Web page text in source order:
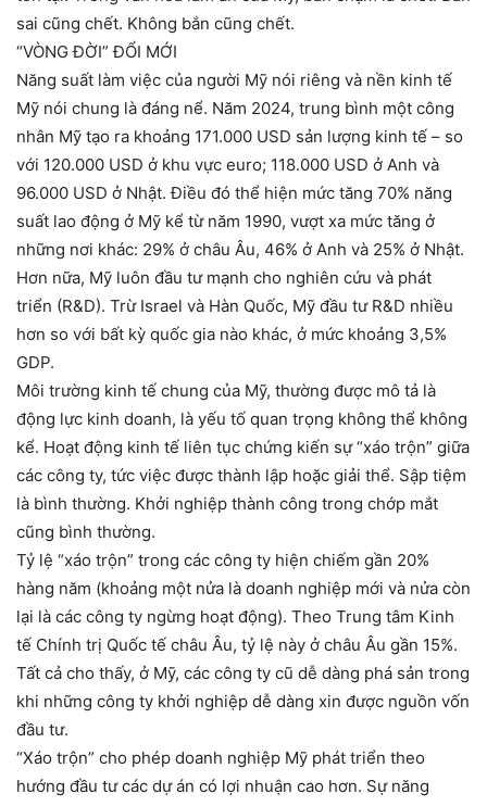
sai cũng chết. Không bắn cũng chết.
“VÒNG ĐỜI” ĐỔI MỚI
Năng suất làm việc của người Mỹ nói riêng và nền kinh tế
Mỹ nói chung là đáng nể. Năm 2024, trung bình một công
nhân Mỹ tạo ra khoảng 171.000 USD sản lượng kinh tế – so
với 120.000 USD ở khu vực euro; 118.000 USD ở Anh và
96.000 USD ở Nhật. Điều đó thể hiện mức tăng 70% năng
suất lao động ở Mỹ kể từ năm 1990, vượt xa mức tăng ở
những nơi khác: 29% ở châu Âu, 46% ở Anh và 25% ở Nhật.
Hơn nữa, Mỹ luôn đầu tư mạnh cho nghiên cứu và phát
triển (R&D). Trừ Israel và Hàn Quốc, Mỹ đầu tư R&D nhiều
hơn so với bất kỳ quốc gia nào khác, ở mức khoảng 3,5%
GDP.
Môi trường kinh tế chung của Mỹ, thường được mô tả là
động lực kinh doanh, là yếu tố quan trọng không thể không
kể. Hoạt động kinh tế liên tục chứng kiến sự “xáo trộn” giữa
các công ty, tức việc được thành lập hoặc giải thể. Sập tiệm
là bình thường. Khởi nghiệp thành công trong chớp mắt
cũng bình thường.
Tỷ lệ “xáo trộn” trong các công ty hiện chiếm gần 20%
hàng năm (khoảng một nửa là doanh nghiệp mới và nửa còn
lại là các công ty ngừng hoạt động). Theo Trung tâm Kinh
tế Chính trị Quốc tế châu Âu, tỷ lệ này ở châu Âu gần 15%.
Tất cả cho thấy, ở Mỹ, các công ty cũ dễ dàng phá sản trong
khi những công ty khởi nghiệp dễ dàng xin được nguồn vốn
đầu tư.
“Xáo trộn” cho phép doanh nghiệp Mỹ phát triển theo
hướng đầu tư các dự án có lợi nhuận cao hơn. Sự năng